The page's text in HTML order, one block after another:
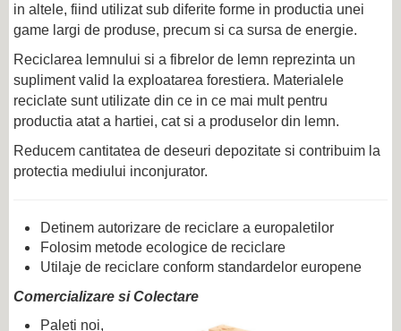
in altele, fiind utilizat sub diferite forme in productia unei
game largi de produse, precum si ca sursa de energie.
Reciclarea lemnului si a fibrelor de lemn reprezinta un
supliment valid la exploatarea forestiera. Materialele
reciclate sunt utilizate din ce in ce mai mult pentru
productia atat a hartiei, cat si a produselor din lemn.
Reducem cantitatea de deseuri depozitate si contribuim la
protectia mediului inconjurator.
Detinem autorizare de reciclare a europaletilor
Folosim metode ecologice de reciclare
Utilaje de reciclare conform standardelor europene
Comercializare si Colectare
Paleti noi,